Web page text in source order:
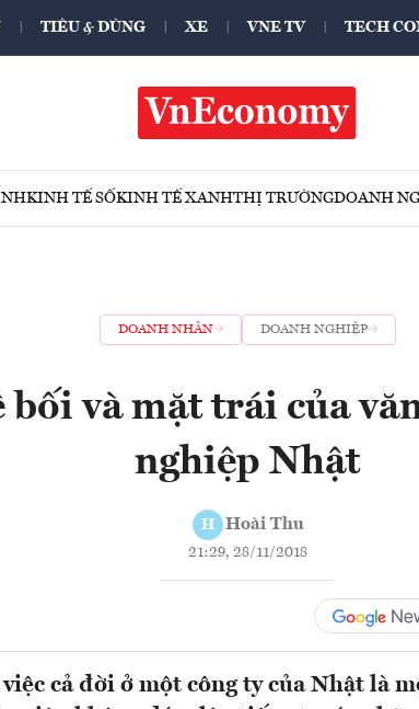
TIÊU & DÙNG XE VNE TV TECH
KINH TẾ SỐKINH TẾ XANHTHỊ TRƯỜNGDOANH
DOANH NHÂN DOANH NGHIỆP
bối và mặt trái của
nghiệp Nhật
H Hoài Thu
21:29, 28/11/2018
cả đời ở một công ty của Nhật là